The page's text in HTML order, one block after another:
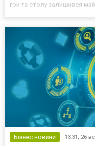
гри та столу залишився
Бізнес новини 13:31, 26